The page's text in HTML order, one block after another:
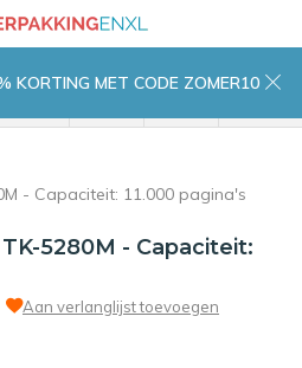
KORTING MET CODE ZOMER10
- Capaciteit: 11.000 pagina's
5280M - Capaciteit:
Aan verlanglijst toevoegen